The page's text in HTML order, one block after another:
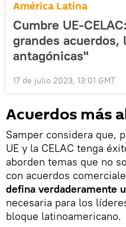
América Latina
Cumbre UE-
grandes acuerdos,
antagónicas"
17 de julio 2023, 13:01 GMT
Acuerdos más
Samper considera que,
UE y la CELAC tenga
aborden temas que no
con acuerdos
defina verdaderamente
necesaria para los
bloque latinoamericano.